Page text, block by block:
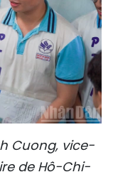
Cuong, vice-
de Hô-Chi-